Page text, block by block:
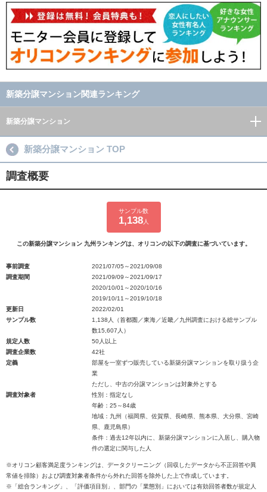
新築分譲マンション関連ランキング
新築分譲マンション
新築分譲マンション TOP
調査概要
サンプル数
1,138人
この新築分譲マンション 九州ランキングは、オリコンの以下の調査に基づいています。
事前調査
2021/07/05～2021/09/08
調査期間
2021/09/09～2021/09/17
2020/10/01～2020/10/16
2019/10/11～2019/10/18
更新日
2022/02/01
サンプル数
1,138人（首都圏／東海／近畿／九州調査における総サンプル
数15,607人）
規定人数
50人以上
調査企業数
42社
定義
部屋を一室ずつ販売している新築分譲マンションを取り扱う企
業
ただし、中古の分譲マンションは対象外とする
調査対象者
性別：指定なし
年齢：25～84歳
地域：九州（福岡県、佐賀県、長崎県、熊本県、大分県、宮崎
県、鹿児島県）
条件：過去12年以内に、新築分譲マンションに入居し、購入物
件の選定に関与した人
※オリコン顧客満足度ランキングは、データクリーニング（回収したデータから不正回答や異
常値を排除）および調査対象者条件から外れた回答を除外した上で作成しています。
※「総合ランキング」、「評価項目別」、部門の「業態別」においては有効回答者数が規定人